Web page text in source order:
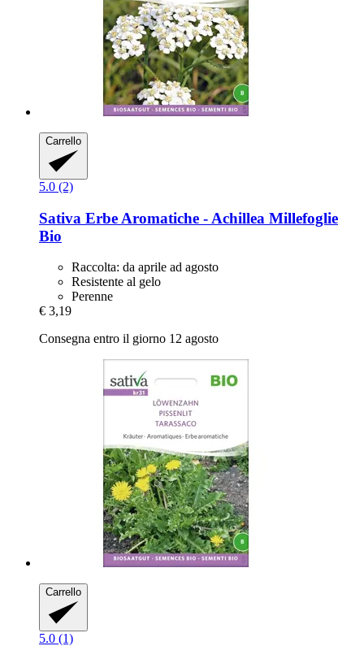
Carrello
5.0 (2)
Sativa Erbe Aromatiche -​ Achillea Millefoglie
Bio
Raccolta: da aprile ad agosto
Resistente al gelo
Perenne
€ 3,19
Consegna entro il giorno 12 agosto
Carrello
5.0 (1)